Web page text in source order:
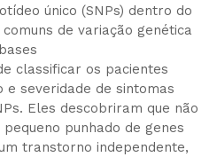
único (SNPs) dentro do
de variação genética
classificar os pacientes
e severidade de sintomas
Eles descobriram que não
punhado de genes
transtorno independente,